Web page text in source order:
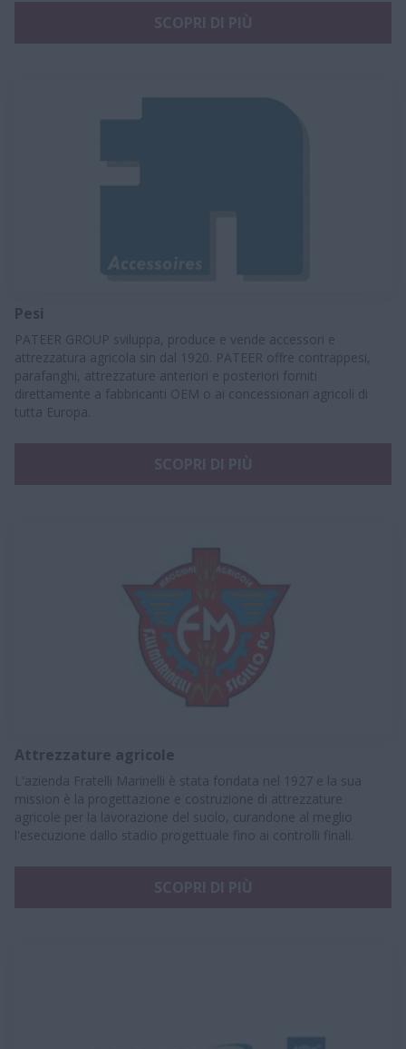
Pesi
PATEER GROUP sviluppa, produce e vende accessori e
attrezzatura agricola sin dal 1920. PATEER offre contrappesi,
parafanghi, attrezzature anteriori e posteriori forniti
direttamente a fabbricanti OEM o ai concessionari agricoli di
tutta Europa.
Attrezzature agricole
L'azienda Fratelli Marinelli è stata fondata nel 1927 e la sua
mission è la progettazione e costruzione di attrezzature
agricole per la lavorazione del suolo, curandone al meglio
l'esecuzione dallo stadio progettuale fino ai controlli finali.